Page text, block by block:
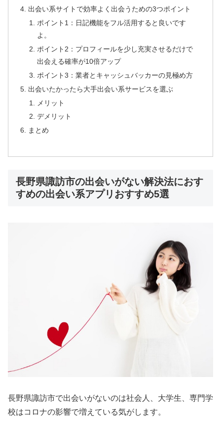
出会い系サイトで効率よく出会うための3つポイント
ポイント1：日記機能をフル活用すると良いです
よ。
ポイント2：プロフィールを少し充実させるだけで
出会える確率が10倍アップ
ポイント3：業者とキャッシュバッカーの見極め方
出会いたかったら大手出会い系サービスを選ぶ
メリット
デメリット
まとめ
長野県諏訪市の出会いがない解決法におす
すめの出会い系アプリおすすめ5選
長野県諏訪市で出会いがないのは社会人、大学生、専門学
校はコロナの影響で増えている気がします。